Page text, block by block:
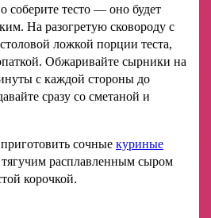
соберите тесто — оно будет
На разогретую сковороду с
ложкой порции теста,
Обжаривайте сырники на
с каждой стороны до
сразу со сметаной и
сочные куриные
расплавленным сыром
корочкой.